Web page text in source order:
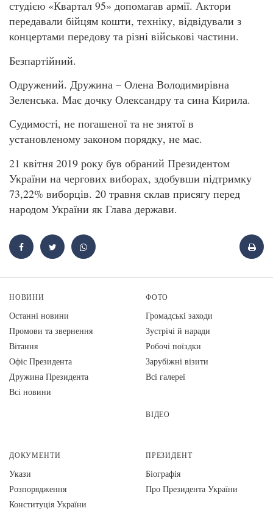
студією «Квартал 95» допомагав армії. Актори
передавали бійцям кошти, техніку, відвідували з
концертами передову та різні військові частини.
Безпартійний.
Одружений. Дружина – Олена Володимирівна
Зеленська. Має дочку Олександру та сина Кирила.
Судимості, не погашеної та не знятої в
установленому законом порядку, не має.
21 квітня 2019 року був обраний Президентом
України на чергових виборах, здобувши підтримку
73,22% виборців. 20 травня склав присягу перед
народом України як Глава держави.
НОВИНИ
Останні новини
Промови та звернення
Вiтання
Офіс Президента
Дружина Президента
Всі новини
ФОТО
Громадські заходи
Зустрічі й наради
Робочі поїздки
Зарубіжні візити
Всі галереї
ВІДЕО
ДОКУМЕНТИ
Укази
Розпорядження
Конституція України
ПРЕЗИДЕНТ
Біографія
Про Президента України